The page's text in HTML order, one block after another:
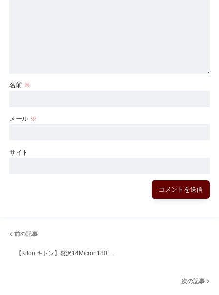
名前 ※
メール ※
サイト
前の記事
【Kiton キトン】贅沢14Micron180’…
次の記事